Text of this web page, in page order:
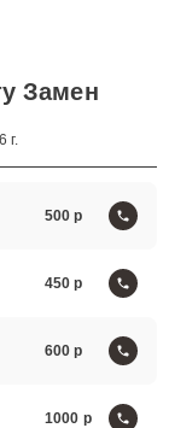
Замен
г.
500
450
600
1000